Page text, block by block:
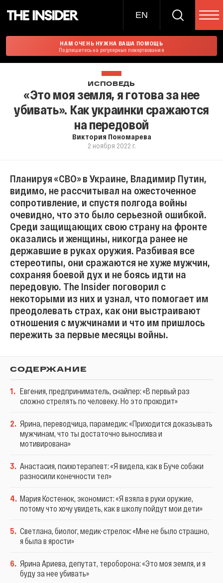
EN
НАМ ОЧЕНЬ НУЖНА ВАША ПОМОЩЬ
Подпишитесь на регулярные пожертвования
ИСПОВЕДЬ
«Это моя земля, я готова за нее
убивать». Как украинки сражаются
на передовой
Виктория Пономарева
2 ноября 2022 г.
Планируя «СВО» в Украине, Владимир Путин,
видимо, не рассчитывал на ожесточенное
сопротивление, и спустя полгода войны
очевидно, что это было серьезной ошибкой.
Среди защищающих свою страну на фронте
оказались и женщины, никогда ранее не
державшие в руках оружия. Разбивая все
стереотипы, они сражаются не хуже мужчин,
сохраняя боевой дух и не боясь идти на
передовую. The Insider поговорил с
некоторыми из них и узнал, что помогает им
преодолевать страх, как они выстраивают
отношения с мужчинами и что им пришлось
пережить за первые месяцы войны.
СОДЕРЖАНИЕ
1. Евгения, предприниматель, снайпер: «В первый раз
сложно стрелять по человеку. Но это проходит»
2. Ярина, переводчица, парамедик: «Приходится доказывать
мужчинам, что ты достаточно вынослива и
мотивирована»
3. Анастасия, психотерапевт: «Я видела, как в Буче собаки
разносили конечности тел»
4. Мария Костенюк, экономист: «Я взяла в руки оружие,
потому что хочу увидеть, как в школу пойдут мои дети»
5. Светлана, биолог, медик-стрелок: «Мне не было страшно,
я была в ярости»
6. Ярина Ариева, депутат, тероборона: «Это моя земля, и я
буду за нее убивать»